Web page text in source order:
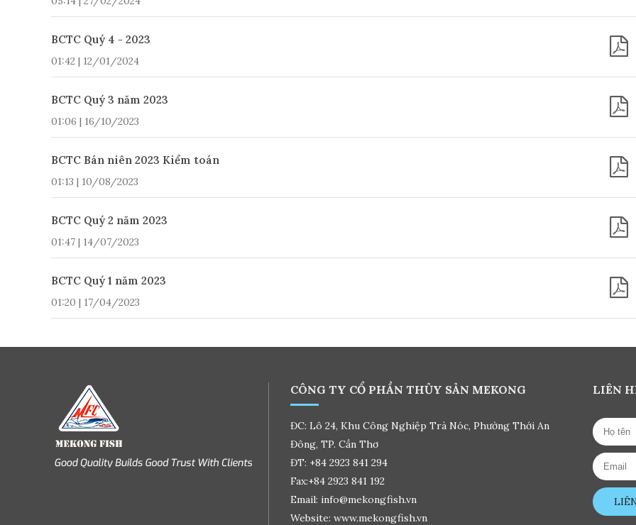
BCTC Quý 4 - 2023
01:42 | 12/01/2024
BCTC Quý 3 năm 2023
01:06 | 16/10/2023
BCTC Bán niên 2023 Kiểm toán
01:13 | 10/08/2023
BCTC Quý 2 năm 2023
01:47 | 14/07/2023
BCTC Quý 1 năm 2023
01:20 | 17/04/2023
CÔNG TY CỔ PHẦN THỦY SẢN MEKONG
ĐC: Lô 24, Khu Công Nghiệp Trà Nóc, Phường Thới An
Đông, TP. Cần Thơ
ĐT: +84 2923 841 294
Fax:+84 2923 841 192
Email: info@mekongfish.vn
Website: www.mekongfish.vn
LIÊN